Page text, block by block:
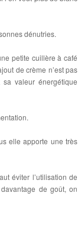
dénutries.
petite cuillère à café
de crème n’est pas
valeur énergétique
elle apporte une très
éviter l’utilisation de
de goût, on